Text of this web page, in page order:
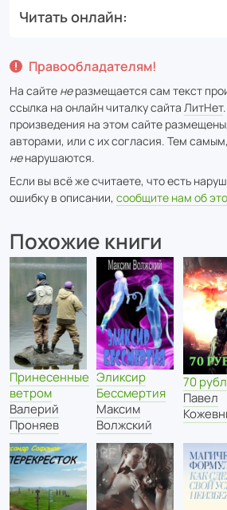
Читать онлайн
Правообладателям!
На сайте неразмещается сам текст
ссылка на онлайн читалку сайта ЛитНет
произведения на этом сайте
авторами, или с их согласия. Тем
ненарушаются.
Если вы всё же считаете, что есть
ошибку в описании, сообщите нам об
Похожие книги
Принесенные
ветром
Валерий
Проняев
Эликсир
Бессмертия
Максим
Волжский
70
Павел